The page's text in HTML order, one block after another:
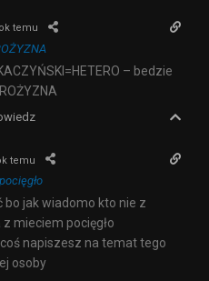
temu
– bedzie
temu
bo jak wiadomo kto nie z
mieciem pocięgło
napiszesz na temat tego
osoby